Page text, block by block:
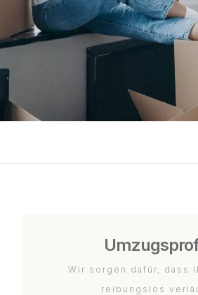
Wir sorgen dafür, dass
reibungslos